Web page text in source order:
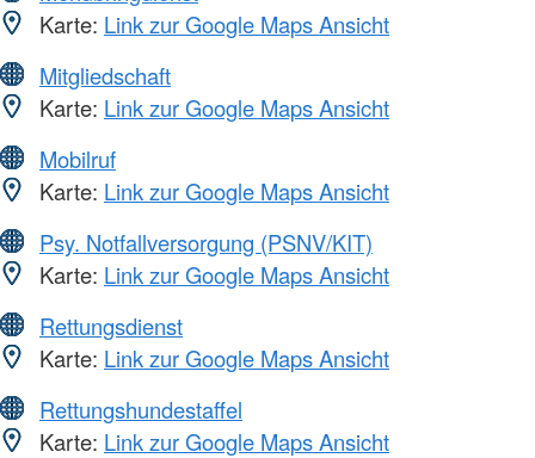
Karte: Link zur Google Maps Ansicht
Mitgliedschaft
Karte: Link zur Google Maps Ansicht
Mobilruf
Karte: Link zur Google Maps Ansicht
Psy. Notfallversorgung (PSNV/KIT)
Karte: Link zur Google Maps Ansicht
Rettungsdienst
Karte: Link zur Google Maps Ansicht
Rettungshundestaffel
Karte: Link zur Google Maps Ansicht